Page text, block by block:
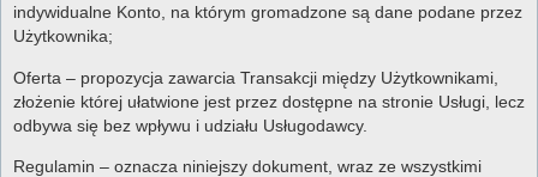
indywidualne Konto, na którym gromadzone są dane podane przez
Użytkownika;
Oferta – propozycja zawarcia Transakcji między Użytkownikami,
złożenie której ułatwione jest przez dostępne na stronie Usługi, lecz
odbywa się bez wpływu i udziału Usługodawcy.
Regulamin – oznacza niniejszy dokument, wraz ze wszystkimi